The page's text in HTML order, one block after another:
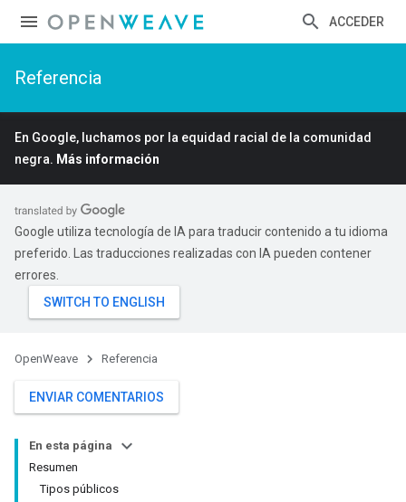
ACCEDER
Referencia
En Google, luchamos por la equidad racial de la comunidad
negra. Más información
Google utiliza tecnología de IA para traducir contenido a tu idioma
preferido. Las traducciones realizadas con IA pueden contener
errores.
OpenWeave Referencia
ENVIAR COMENTARIOS
En esta página
Resumen
Tipos públicos